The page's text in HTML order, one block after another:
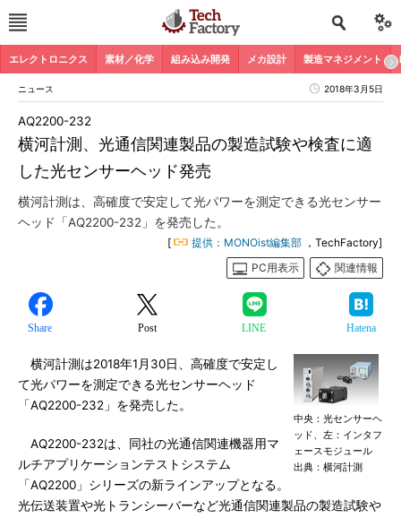
エレクトロニクス 素材／化学 組み込み開発 メカ設計 製造マネジメント
ニュース 2018年3月5日
横河計測、光通信関連製品の製造試験や検査に適
した光センサーヘッド発売
AQ2200-232
横河計測は、高確度で安定して光パワーを測定できる光センサー
ヘッド「AQ2200-232」を発売した。
[ 提供：MONOist編集部 ，TechFactory]
PC用表示
関連情報
Share Post LINE Hatena
中央：光センサーヘ
ッド、左：インタフ
ェースモジュール
出典：横河計測
横河計測は2018年1月30日、高確度で安定し
て光パワーを測定できる光センサーヘッド
「AQ2200-232」を発売した。
AQ2200-232は、同社の光通信関連機器用マ
ルチアプリケーションテストシステム
「AQ2200」シリーズの新ラインアップとなる。
光伝送装置や光トランシーバーなど光通信関連製品の製造試験や